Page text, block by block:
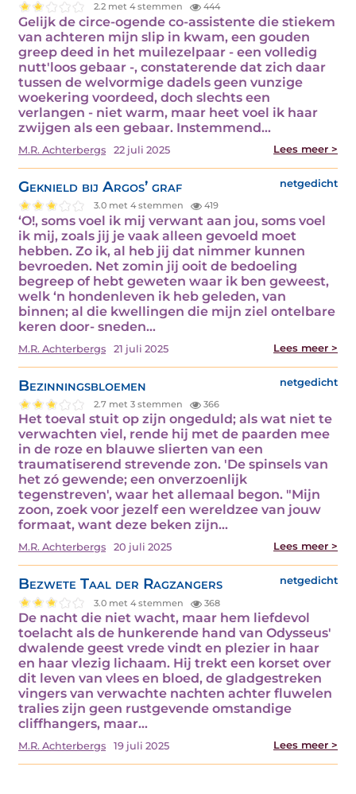
2.2 met 4 stemmen 444
Gelijk de circe-ogende co-assistente die stiekem
van achteren mijn slip in kwam, een gouden
greep deed in het muilezelpaar - een volledig
nutt'loos gebaar -, constaterende dat zich daar
tussen de welvormige dadels geen vunzige
woekering voordeed, doch slechts een
verlangen - niet warm, maar heet voel ik haar
zwijgen als een gebaar. Instemmend…
M.R. Achterbergs 22 juli 2025 Lees meer >
Geknield bij Argos’ graf netgedicht
3.0 met 4 stemmen 419
‘O!, soms voel ik mij verwant aan jou, soms voel
ik mij, zoals jij je vaak alleen gevoeld moet
hebben. Zo ik, al heb jij dat nimmer kunnen
bevroeden. Net zomin jij ooit de bedoeling
begreep of hebt geweten waar ik ben geweest,
welk ‘n hondenleven ik heb geleden, van
binnen; al die kwellingen die mijn ziel ontelbare
keren door- sneden…
M.R. Achterbergs 21 juli 2025 Lees meer >
Bezinningsbloemen netgedicht
2.7 met 3 stemmen 366
Het toeval stuit op zijn ongeduld; als wat niet te
verwachten viel, rende hij met de paarden mee
in de roze en blauwe slierten van een
traumatiserend strevende zon. 'De spinsels van
het zó gewende; een onverzoenlijk
tegenstreven', waar het allemaal begon. "Mijn
zoon, zoek voor jezelf een wereldzee van jouw
formaat, want deze beken zijn…
M.R. Achterbergs 20 juli 2025 Lees meer >
Bezwete Taal der Ragzangers netgedicht
3.0 met 4 stemmen 368
De nacht die niet wacht, maar hem liefdevol
toelacht als de hunkerende hand van Odysseus'
dwalende geest vrede vindt en plezier in haar
en haar vlezig lichaam. Hij trekt een korset over
dit leven van vlees en bloed, de gladgestreken
vingers van verwachte nachten achter fluwelen
tralies zijn geen rustgevende omstandige
cliffhangers, maar…
M.R. Achterbergs 19 juli 2025 Lees meer >